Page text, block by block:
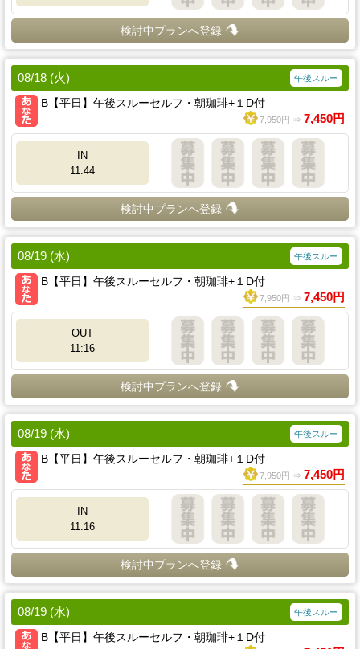
検討中プランへ登録
08/18 (火) 午後スルー
B【平日】午後スルーセルフ・朝珈琲+１D付
7,950円 ⇒ 7,450円
IN
11:44
検討中プランへ登録
08/19 (水) 午後スルー
B【平日】午後スルーセルフ・朝珈琲+１D付
7,950円 ⇒ 7,450円
OUT
11:16
検討中プランへ登録
08/19 (水) 午後スルー
B【平日】午後スルーセルフ・朝珈琲+１D付
7,950円 ⇒ 7,450円
IN
11:16
検討中プランへ登録
08/19 (水) 午後スルー
B【平日】午後スルーセルフ・朝珈琲+１D付